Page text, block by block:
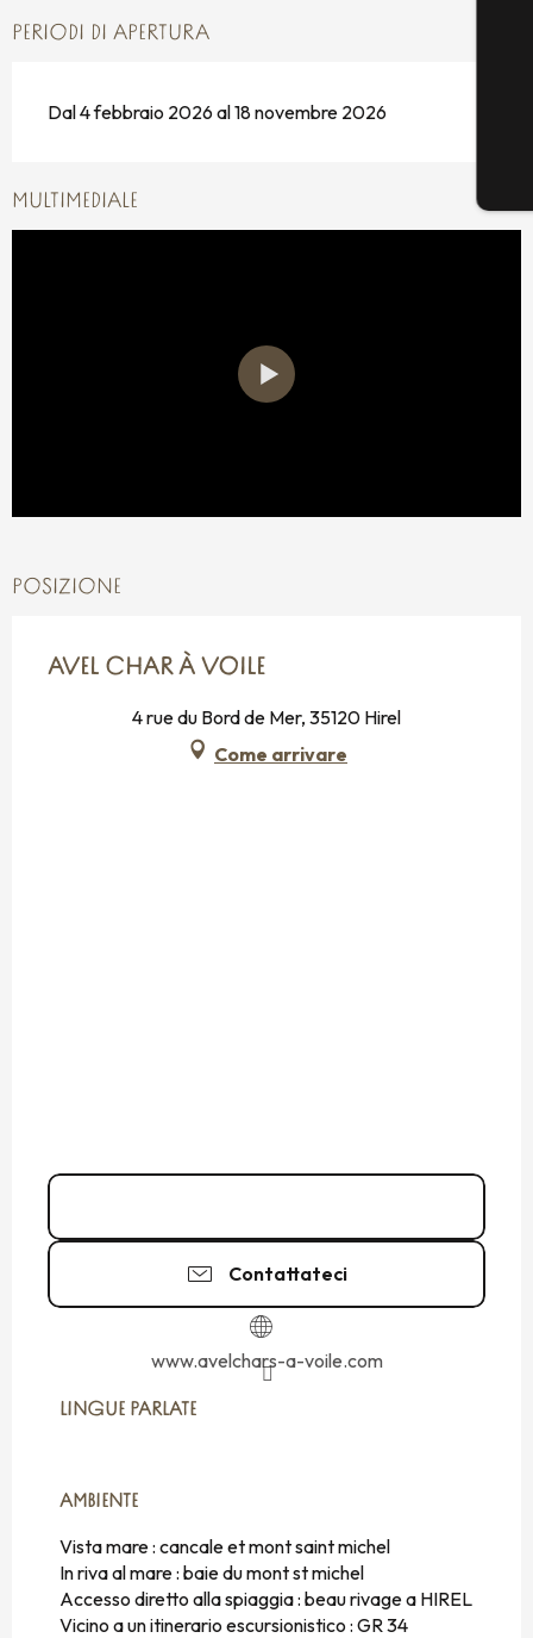
PERIODI DI APERTURA
Dal 4 febbraio 2026 al 18 novembre 2026
MULTIMEDIALE
POSIZIONE
AVEL CHAR À VOILE
4 rue du Bord de Mer, 35120 Hirel
Come arrivare
Contattateci
www.avelchars-a-voile.com
LINGUE PARLATE
LINGUE PARLATE
AMBIENTE
AMBIENTE
Vista mare : cancale et mont saint michel
In riva al mare : baie du mont st michel
Accesso diretto alla spiaggia : beau rivage a HIREL
Vicino a un itinerario escursionistico : GR 34